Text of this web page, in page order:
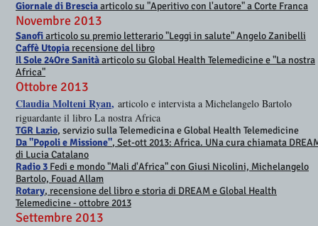
Giornale di Bresciaarticolo su "Aperitivo con l'autore" a Corte Franca
Novembre 2013
Sanofiarticolo su premio letterario "Leggi in salute" Angelo Zanibelli
Caffè Utopiarecensione del libro
Il Sole 24Ore Sanitàarticolo su Global Health Telemedicine e "La nostra
Africa"
Ottobre 2013
Claudia Molteni Ryan, articolo e intervista a Michelangelo Bartolo
riguardante il libro La nostra Africa
TGR Lazio, servizio sulla Telemedicina e Global Health Telemedicine
Da "Popoli e Missione", Set-ott 2013: Africa. UNa cura chiamata
di Lucia Catalano
Radio 3 Fedi e mondo "Mali d'Africa" con Giusi Nicolini, Michelangelo
Bartolo, Fouad Allam
Rotary, recensione del libro e storia di DREAM e Global Health
Telemedicine - ottobre 2013
Settembre 2013